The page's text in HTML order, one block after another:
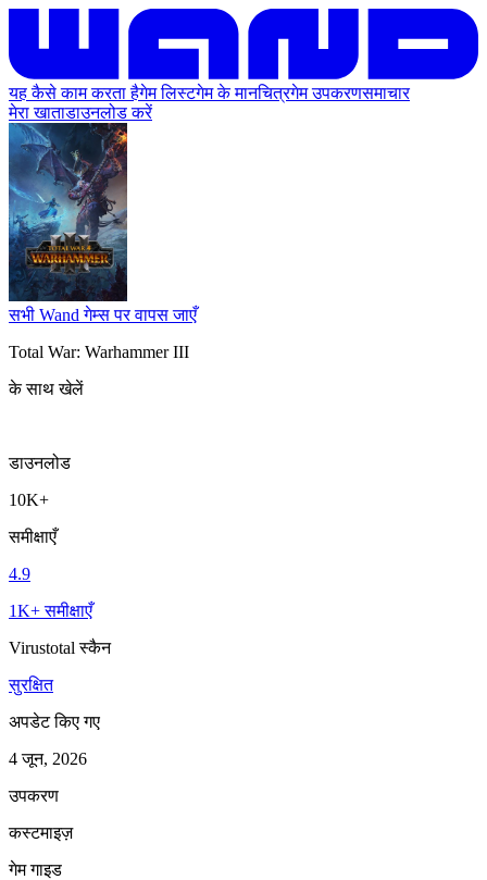
यह कैसे काम करता हैगेम लिस्टगेम के मानचित्रगेम उपकरणसमाचार
मेरा खाताडाउनलोड करें
सभी Wand गेम्स पर वापस जाएँ
Total War: Warhammer III
के साथ खेलें
डाउनलोड
10K+
समीक्षाएँ
4.9
1K+ समीक्षाएँ
Virustotal स्कैन
सुरक्षित
अपडेट किए गए
4 जून, 2026
उपकरण
कस्टमाइज़
गेम गाइड